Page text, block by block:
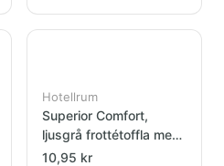
Hotellrum
Superior Comfort,
ljusgrå frottétoffla med
öppen tå
10,95 kr